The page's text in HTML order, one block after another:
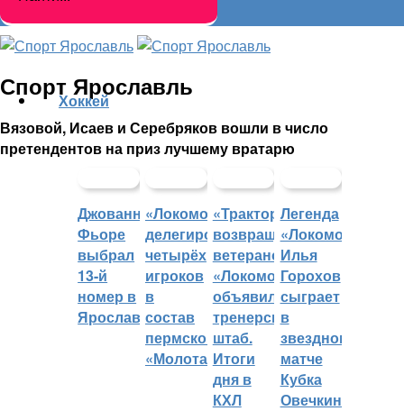
Спорт Ярославль
Вязовой, Исаев и Серебряков вошли в число
претендентов на приз лучшему вратарю
Хоккей
Джованни
Фьоре
выбрал
13-й
номер в
Ярославле
«Локомотив»
делегировал
четырёх
игроков
в
состав
пермского
«Молота»
«Трактор»
возвращает
ветеранов,
«Локомотив»
объявил
тренерский
штаб.
Итоги
дня в
КХЛ
Легенда
«Локомотива»
Илья
Горохов
сыграет
в
звездном
матче
Кубка
Овечкина